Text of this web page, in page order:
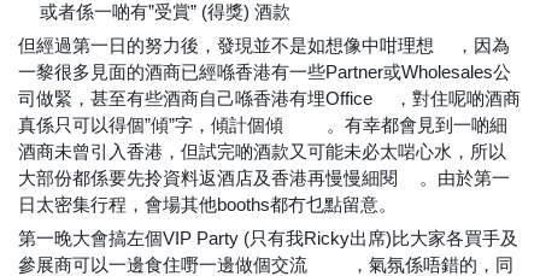
或者係一啲有”受賞” (得獎) 酒款
但經過第一日的努力後，發現並不是如想像中咁理想
🤦🏻‍♂️，因為
一黎很多見面的酒商已經喺香港有一些Partner或Wholesales公
司做緊，甚至有些酒商自己喺香港有埋Office
，對住呢啲酒商
真係只可以得個”傾”字，傾計個傾
。有幸都會見到一啲細
酒商未曾引入香港，但試完啲酒款又可能未必太啱心水，所以
大部份都係要先拎資料返酒店及香港再慢慢細閱
。由於第一
日太密集行程，會場其他booths都冇乜點留意。
第一晚大會搞左個VIP Party (只有我Ricky出席)比大家各買手及
參展商可以一邊食住嘢一邊做個交流
，氣氛係唔錯的，同